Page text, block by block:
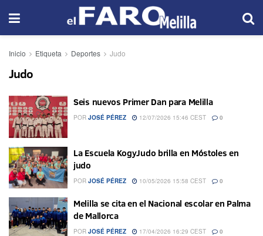
Inicio Etiqueta Deportes Judo
Judo
Seis nuevos Primer Dan para Melilla
POR JOSÉ PÉREZ 12/07/2026 15:46 CEST 0
La Escuela KogyJudo brilla en Móstoles en
judo
POR JOSÉ PÉREZ 10/05/2026 15:58 CEST 0
Melilla se cita en el Nacional escolar en Palma
de Mallorca
POR JOSÉ PÉREZ 17/04/2026 16:29 CEST 0